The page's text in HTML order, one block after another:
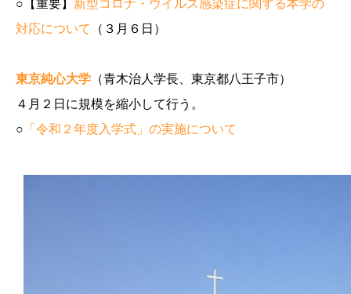
○【重要】 新型コロナ・ウイルス感染症に関する本学の
対応について
（３月６日）
東京純心大学 （青木治人学長、東京都八王子市）
４月２日に規模を縮小して行う。
○ 「令和２年度入学式」の実施について